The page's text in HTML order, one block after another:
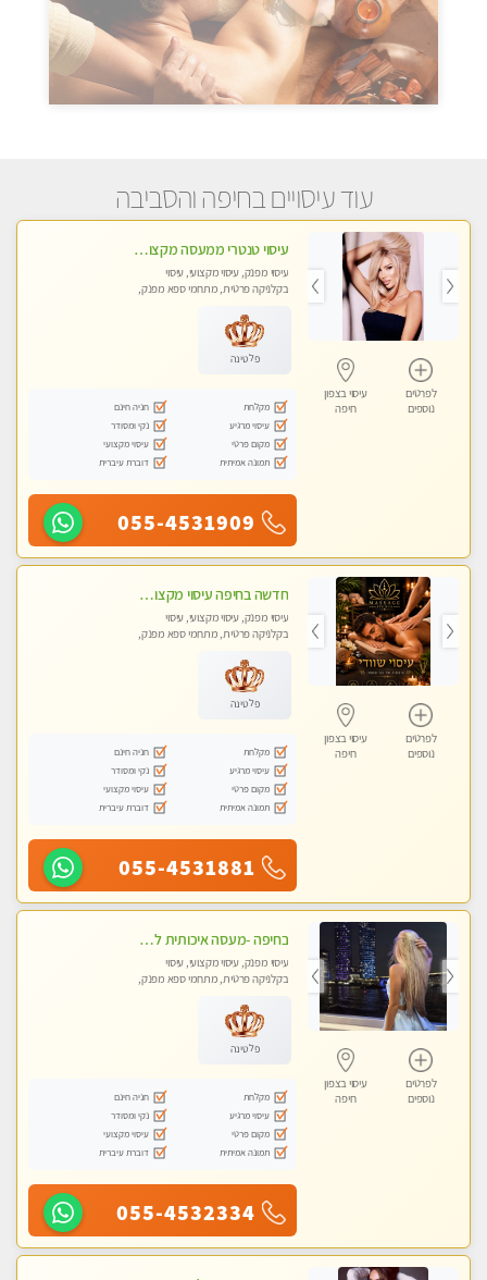
עוד עיסויים בחיפה והסביבה
לפרטים
נוספים
עיסוי בצפון
חיפה
עיסוי טנטרי ממעסה מקצועית. חוויה מעולם אחר שכל אחד צריך לנסות. מעסה צעירה, אנרגיה נשית, ☺️❤️
עיסוי מפנק, עיסוי מקצועי, עיסוי
בקלניקה פרטית, מתחמי ספא מפנק,
פלטינה
מקלחת
חניה חינם
עיסוי מרגיע
נקי ומסודר
מקום פרטי
עיסוי מקצועי
תמונה אמיתית
דוברת עיברית
055-4531909
לפרטים
נוספים
עיסוי בצפון
חיפה
חדשה בחיפה עיסוי מקצועי מזמינה אותך למסאז' באווירה נעימה ומרגיע לנפש+ אבנים חמות וכוסות רוח מומלץ מאוד !
עיסוי מפנק, עיסוי מקצועי, עיסוי
בקלניקה פרטית, מתחמי ספא מפנק,
פלטינה
מקלחת
חניה חינם
עיסוי מרגיע
נקי ומסודר
מקום פרטי
עיסוי מקצועי
תמונה אמיתית
דוברת עיברית
055-4531881
לפרטים
נוספים
עיסוי בצפון
חיפה
בחיפה -מעסה איכותית לעיסוי טנטרה מקצועי ומרגיעה - WHATSAPP ONLY
עיסוי מפנק, עיסוי מקצועי, עיסוי
בקלניקה פרטית, מתחמי ספא מפנק,
פלטינה
מקלחת
חניה חינם
עיסוי מרגיע
נקי ומסודר
מקום פרטי
עיסוי מקצועי
תמונה אמיתית
דוברת עיברית
055-4532334